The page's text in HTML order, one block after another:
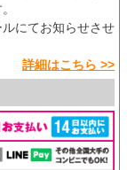
にてお知らせさせ
詳細はこちら >>